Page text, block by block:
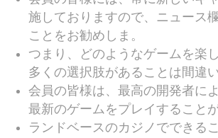
施しておりますので、ニュース
ことをお勧めしま。
つまり、どのようなゲームを楽
多くの選択肢があることは間違
会員の皆様は、最高の開発者に
最新のゲームをプレイすること
ランドベースのカジノでできる